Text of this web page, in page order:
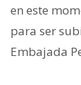
en este
para ser
Embajada